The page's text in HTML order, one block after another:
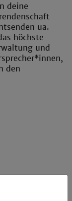
deine
ua.
höchste
und
den